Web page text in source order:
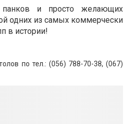
и просто желающих
одних из самых коммерчески
в истории!
по тел.: (056) 788-70-38, (067)